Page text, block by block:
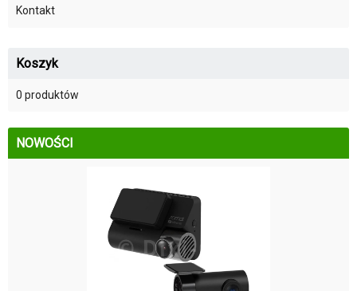
Kontakt
Koszyk
0 produktów
NOWOŚCI